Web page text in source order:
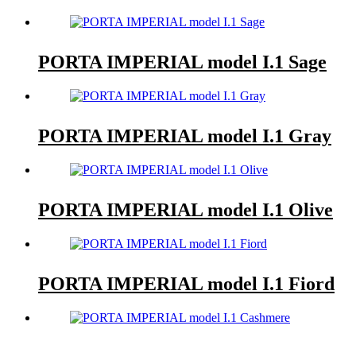
PORTA IMPERIAL model I.1 Sage
PORTA IMPERIAL model I.1 Gray
PORTA IMPERIAL model I.1 Olive
PORTA IMPERIAL model I.1 Fiord